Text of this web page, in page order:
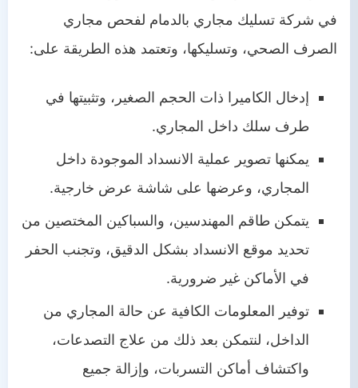
في شركة تسليك مجاري بالدمام لفحص مجاري
الصرف الصحي، وتسليكها، وتعتمد هذه الطريقة على:
إدخال الكاميرا ذات الحجم الصغير، وتثبيتها في
طرف سلك داخل المجاري.
يمكنها تصوير عملية الانسداد الموجودة داخل
المجاري، وعرضها على شاشة عرض خارجية.
يتمكن طاقم المهندسين، والسباكين المختصين من
تحديد موقع الانسداد بشكل الدقيق، وتجنب الحفر
في الأماكن غير ضرورية.
توفير المعلومات الكافية عن حالة المجاري من
الداخل، لنتمكن بعد ذلك من علاج التصدعات،
واكتشاف أماكن التسربات، وإزالة جميع